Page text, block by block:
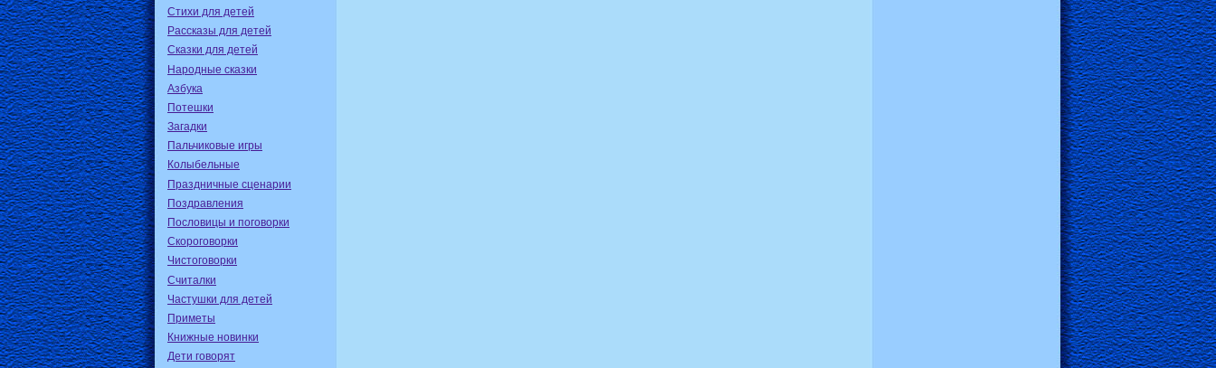
Стихи для детей
Рассказы для детей
Сказки для детей
Народные сказки
Азбука
Потешки
Загадки
Пальчиковые игры
Колыбельные
Праздничные сценарии
Поздравления
Пословицы и поговорки
Скороговорки
Чистоговорки
Считалки
Частушки для детей
Приметы
Книжные новинки
Дети говорят